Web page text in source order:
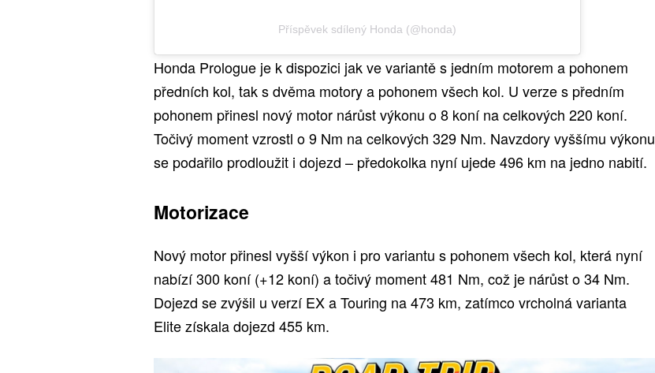
Příspěvek sdílený Honda (@honda)
Honda Prologue je k dispozici jak ve variantě s jedním motorem a pohonem
předních kol, tak s dvěma motory a pohonem všech kol. U verze s předním
pohonem přinesl nový motor nárůst výkonu o 8 koní na celkových 220 koní.
Točivý moment vzrostl o 9 Nm na celkových 329 Nm. Navzdory vyššímu výkonu
se podařilo prodloužit i dojezd – předokolka nyní ujede 496 km na jedno nabití.
Motorizace
Nový motor přinesl vyšší výkon i pro variantu s pohonem všech kol, která nyní
nabízí 300 koní (+12 koní) a točivý moment 481 Nm, což je nárůst o 34 Nm.
Dojezd se zvýšil u verzí EX a Touring na 473 km, zatímco vrcholná varianta
Elite získala dojezd 455 km.